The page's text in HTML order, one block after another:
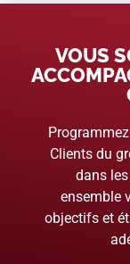
VOUS
Clients du
dans
ensemble
objectifs et